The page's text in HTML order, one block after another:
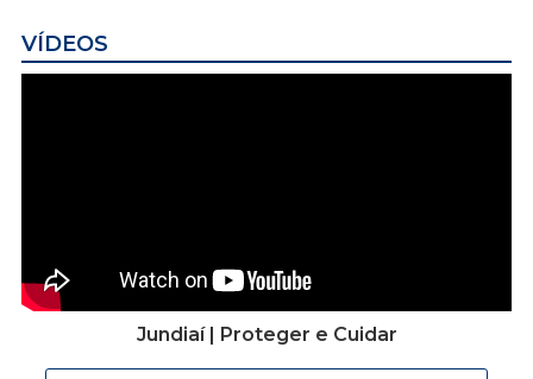
VÍDEOS
Jundiaí | Proteger e Cuidar